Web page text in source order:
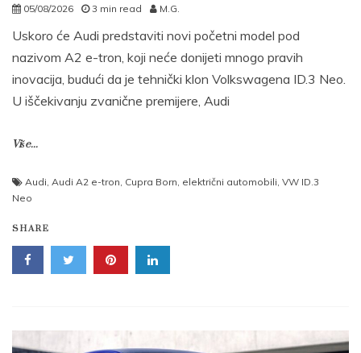
05/08/2026 3 min read M.G.
Uskoro će Audi predstaviti novi početni model pod
nazivom A2 e-tron, koji neće donijeti mnogo pravih
inovacija, budući da je tehnički klon Volkswagena ID.3 Neo.
U iščekivanju zvanične premijere, Audi
Više...
Audi, Audi A2 e-tron, Cupra Born, električni automobili, VW ID.3
Neo
SHARE